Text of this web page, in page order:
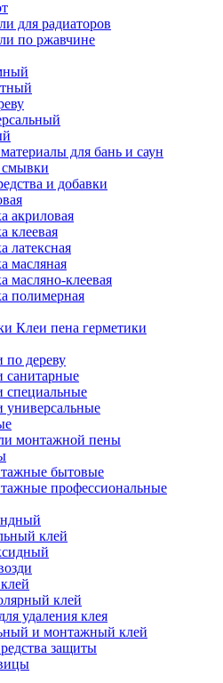
для радиаторов
по ржавчине
для бань и саун
смывки
и добавки
акриловая
клеевая
латексная
масляная
масляно-клеевая
полимерная
Клеи пена герметики
по дереву
санитарные
специальные
универсальные
монтажной пены
бытовые
профессиональные
клей
клей
удаления клея
и монтажный клей
защиты